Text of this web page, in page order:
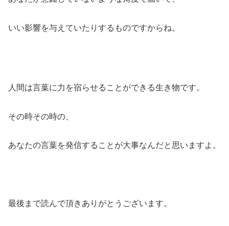
いい影響を与えていたりするものですからね。
人間は言葉に力を宿らせることができる生き物です。
その時その時の、
あなたの言葉を発信することが大事なんだと思いますよ。
最後まで読んで頂きありがとうございます。